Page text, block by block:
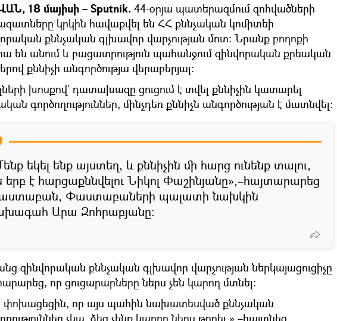
18 մայիսի – Sputnik. 44-օրյա պատերազմում զոհվածների
կրկին հավաքվել են ՀՀ քննչական կոմիտեի
քննչական գլխավոր վարչության մոտ։ Նրանք բողոքի
են անում և բացատրություն պահանջում զինվորական քրեական
քննիչի անգործությա վերաբերյալ։
խոսքով` դատախազը ցուցում է տվել քննիչին կատարել
գործողություններ, մինչդեռ քննիչն անգործության է մատնվել։
եկել ենք այստեղ, և քննիչին մի հարց ունենք տալու,
երբ է հարցաքննվելու Նիկոլ Փաշինյանը»,–հայտարարեց
Փաստաբաների պալատի նախկին
Արա Զոհրաբյանը։
զինվորական քննչական գլխավոր վարչության ներկայացուցիչը
որ ցուցարարները ներս չեն կարող մտնել։
փոխացեցին, որ այս պահին նախատեսված քննչական
չկա, ձեզ չենք կարող ներս թողել »,–հայտնեց